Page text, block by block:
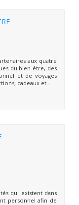
aux quatre
du bien-être, des
et de voyages
cadeaux et...
qui existent dans
personnel afin de